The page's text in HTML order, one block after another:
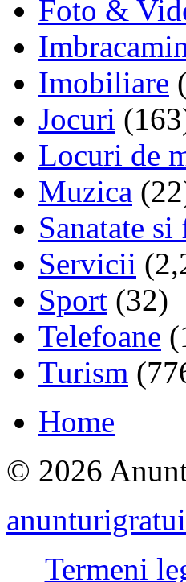
Foto &
Imobiliare
Jocuri
Locuri de
Muzica
Sanatate si
Servicii
Sport (32)
Telefoane
Turism
Home
© 2026
Termeni